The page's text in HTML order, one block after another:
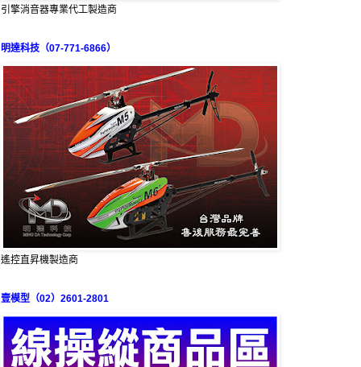
引擎消音器專業代工製造商
明達科技（07-771-6866）
遙控直昇機製造商
壹模型（02）2601-2801